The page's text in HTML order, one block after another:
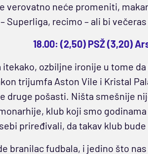
verovatno neće promeniti,
Superliga, recimo – ali bi
18.00: (2,50) PSŽ (3,20)
ozbiljne ironije u tome
trijumfa Aston Vile i Kristal
druge pošasti. Ništa smešnije
klub koji smo
priređivali, da takav klub
branilac fudbala, i jedino što